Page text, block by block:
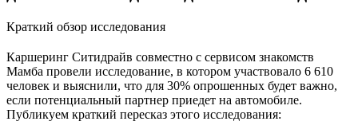
Краткий обзор исследования
Каршеринг Ситидрайв совместно с сервисом знакомств
Мамба провели исследование, в котором участвовало 6 610
человек и выяснили, что для 30% опрошенных будет важно,
если потенциальный партнер приедет на автомобиле.
Публикуем краткий пересказ этого исследования: